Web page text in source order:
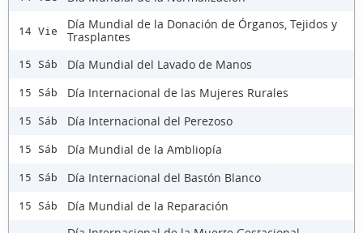
14 Vie
Día Mundial de la Donación de Órganos, Tejidos y
Trasplantes
15 Sáb Día Mundial del Lavado de Manos
15 Sáb Día Internacional de las Mujeres Rurales
15 Sáb Día Internacional del Perezoso
15 Sáb Día Mundial de la Ambliopía
15 Sáb Día Internacional del Bastón Blanco
15 Sáb Día Mundial de la Reparación